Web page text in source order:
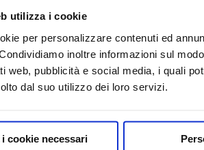
utilizza i cookie
per personalizzare contenuti ed
inoltre informazioni sul
web, pubblicità e social media, i quali
dal suo utilizzo dei loro servizi.
cookie necessari